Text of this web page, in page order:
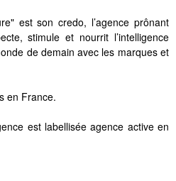
est son credo, l’agence prônant
stimule et nourrit l’intelligence
de demain avec les marques et
en France.
est labellisée agence active en